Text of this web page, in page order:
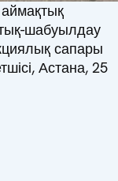
шабуылдау
сапары
Астана, 25